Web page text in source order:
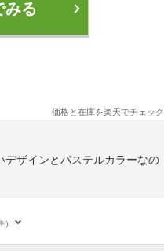
みる
価格と在庫を楽天でチェック
ザインとパステルカラーなの